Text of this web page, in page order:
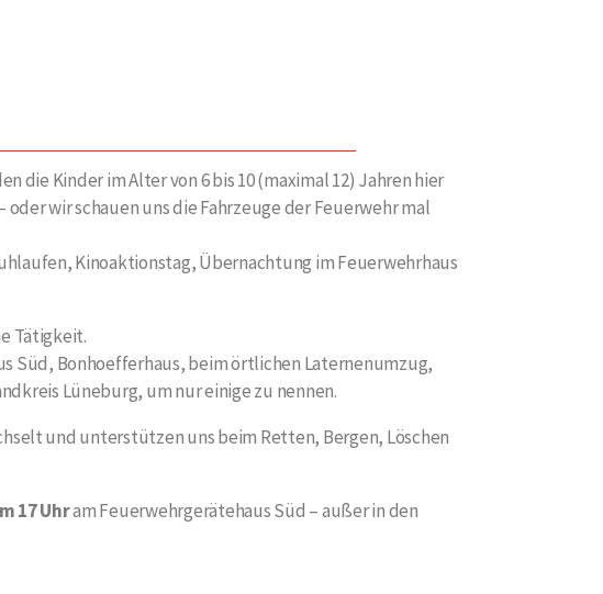
die Kinder im Alter von 6 bis 10 (maximal 12) Jahren hier
wir schauen uns die Fahrzeuge der Feuerwehr mal
Kinoaktionstag, Übernachtung im Feuerwehrhaus
Tätigkeit.
Süd, Bonhoefferhaus, beim örtlichen Laternenumzug,
Lüneburg, um nur einige zu nennen.
und unterstützen uns beim Retten, Bergen, Löschen
17 Uhram Feuerwehrgerätehaus Süd – außer in den